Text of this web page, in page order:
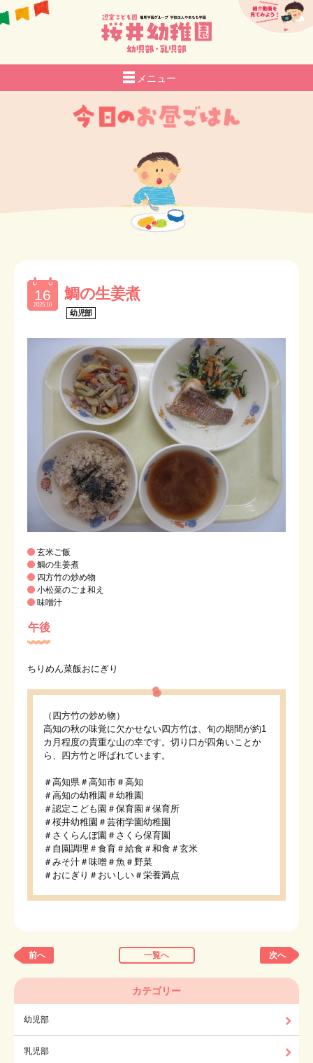
メニュー
採用情報
アクセス
プライバシーポリシー
お問い合わせ
メニューを閉じる
16
2025.10
鯛の生姜煮
幼児部
玄米ご飯
鯛の生姜煮
四方竹の炒め物
小松菜のごま和え
味噌汁
午後
ちりめん菜飯おにぎり
（四方竹の炒め物）
高知の秋の味覚に欠かせない四方竹は、旬の期間が約1
カ月程度の貴重な山の幸です。切り口が四角いことか
ら、四方竹と呼ばれています。
＃高知県＃高知市＃高知
＃高知の幼稚園＃幼稚園
＃認定こども園＃保育園＃保育所
＃桜井幼稚園＃芸術学園幼稚園
＃さくらんぼ園＃さくら保育園
＃自園調理＃食育＃給食＃和食＃玄米
＃みそ汁＃味噌＃魚＃野菜
＃おにぎり＃おいしい＃栄養満点
前へ 一覧へ 次へ
カテゴリー
幼児部
乳児部